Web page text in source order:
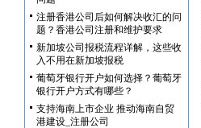
注册香港公司后如何解决收汇的问
题？香港公司注册和维护要求
新加坡公司报税流程详解，这些收
入不用在新加坡报税
葡萄牙银行开户如何选择？葡萄牙
银行开户方式有哪些？
支持海南上市企业 推动海南自贸
港建设_注册公司